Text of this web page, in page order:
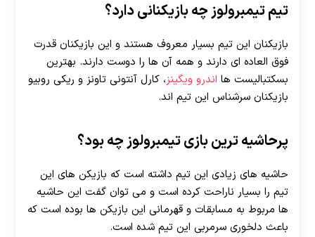
تیم تیمبرولوز چه بازیکنانی دارد؟
بازیکنان این تیم بسیار معروف هستند و این بازیکنان قدرت
فوق العاده ای دارند و همه آن ها را دوست دارند. بهترین
بسکتبالیست ها اندرو ویگینز، کارل آنتونی تاونز و ریکی روبیو
بازیکنان سرشناس این تیم اند.
پرحاشیه ترین بازی تیمبرولوز چه بود؟
حاشیه های زیادی این تیم داشته است که بازیکن های این
تیم را بسیار ناراحت کرده است و می توان گفت این حاشیه
ها مربوط به مسابقات و قهرمانی این بازیکن ها بوده است که
باعث دلخوری سرمربی این تیم شده است.